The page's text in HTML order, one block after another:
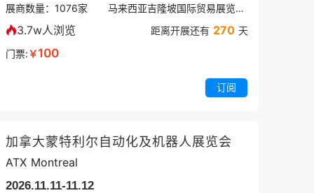
展商数量： 1076家 马来西亚吉隆坡国际贸易展览中心
3.7w人浏览 距离开展还有 270 天
门票:￥100
订阅
加拿大蒙特利尔自动化及机器人展览会
ATX Montreal
2026.11.11-11.12